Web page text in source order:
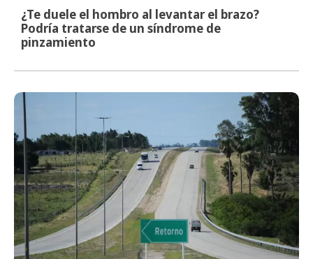
¿Te duele el hombro al levantar el brazo?
Podría tratarse de un síndrome de
pinzamiento